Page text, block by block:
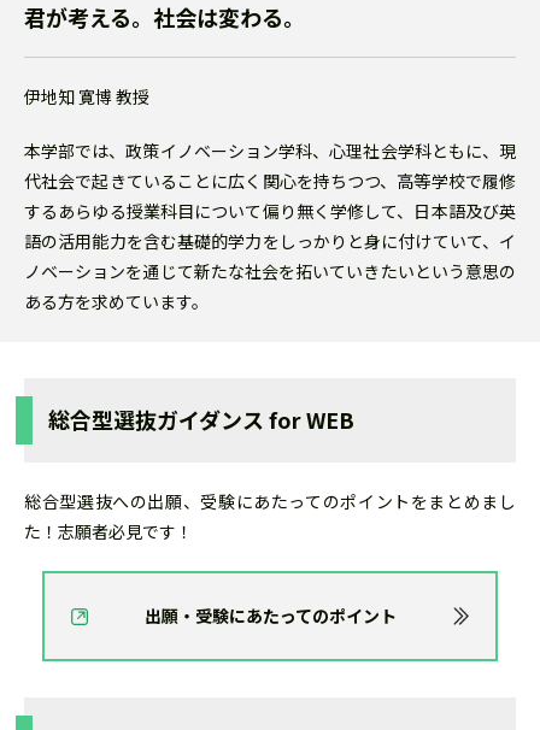
君が考える。社会は変わる。
伊地知 寛博 教授
本学部では、政策イノベーション学科、心理社会学科ともに、現
代社会で起きていることに広く関心を持ちつつ、高等学校で履修
するあらゆる授業科目について偏り無く学修して、日本語及び英
語の活用能力を含む基礎的学力をしっかりと身に付けていて、イ
ノベーションを通じて新たな社会を拓いていきたいという意思の
ある方を求めています。
総合型選抜ガイダンス for WEB
総合型選抜への出願、受験にあたってのポイントをまとめまし
た！志願者必見です！
出願・受験にあたってのポイント